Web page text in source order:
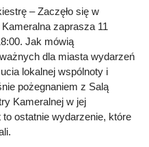
– Zaczęło się w
zaprasza 11
Jak mówią
dla miasta wydarzeń
lokalnej wspólnoty i
pożegnaniem z Salą
Kameralnej w jej
ostatnie wydarzenie, które